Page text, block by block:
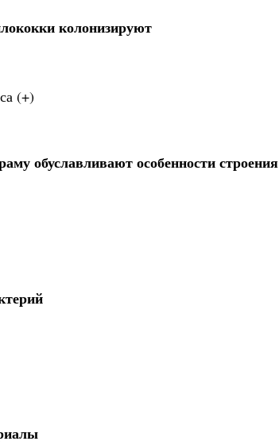
колонизируют
(+)
обуславливают особенности строения